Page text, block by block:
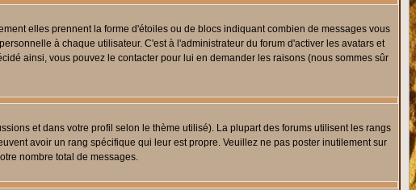
elles prennent la forme d'étoiles ou de blocs indiquant combien de messages vous
à chaque utilisateur. C'est à l'administrateur du forum d'activer les avatars et
ainsi, vous pouvez le contacter pour lui en demander les raisons (nous sommes sûr
et dans votre profil selon le thème utilisé). La plupart des forums utilisent les rangs
avoir un rang spécifique qui leur est propre. Veuillez ne pas poster inutilement sur
nombre total de messages.